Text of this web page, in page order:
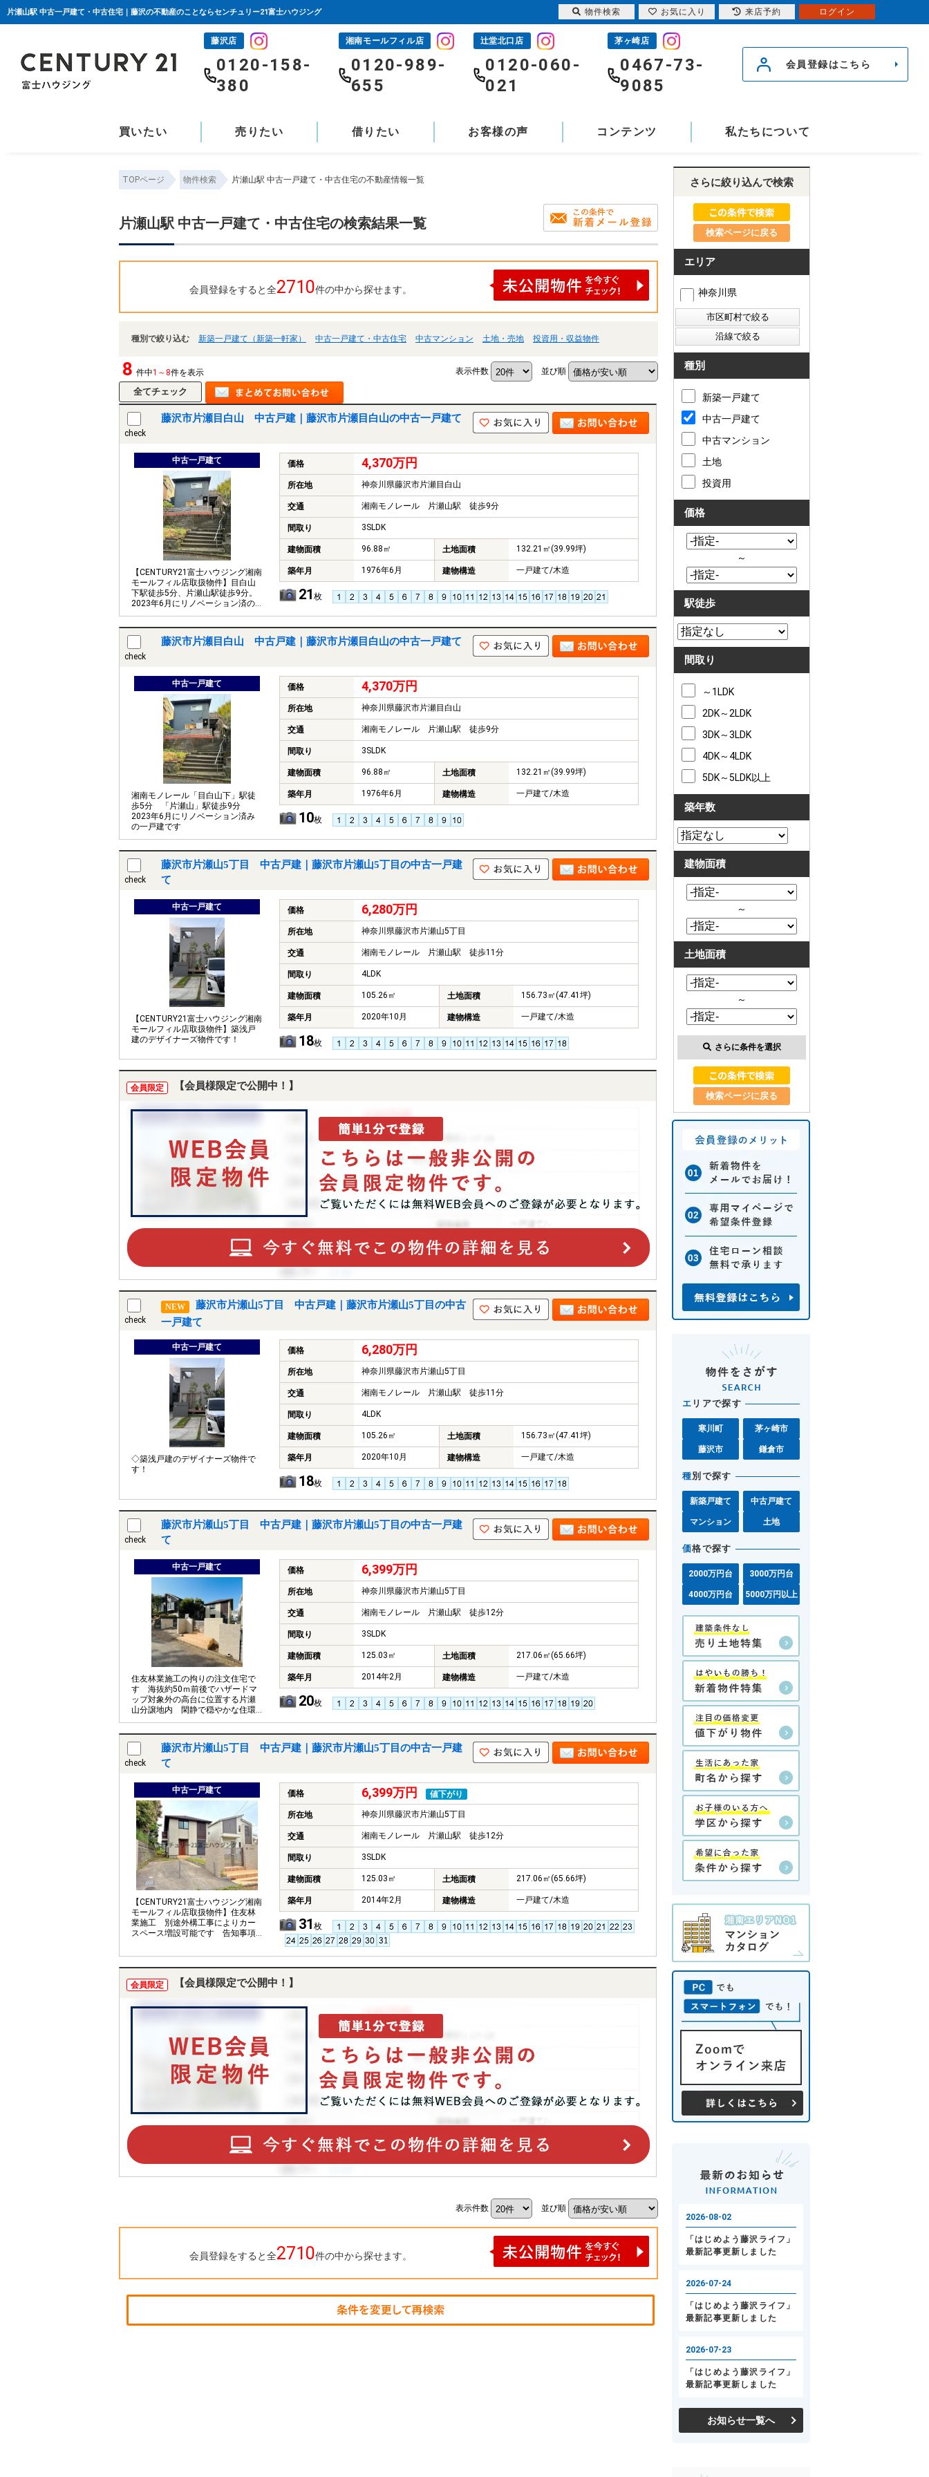
片瀬山駅 中古一戸建て・中古住宅｜藤沢の不動産のことならセンチュリー21富士ハウジング
藤沢店
0120-158-
380
湘南モールフィル店
0120-989-
655
辻堂北口店
0120-060-
021
茅ヶ崎店
0467-73-
9085
会員登録はこちら
買いたい 売りたい 借りたい お客様の声 コンテンツ 私たちについて
TOPページ 物件検索 片瀬山駅 中古一戸建て・中古住宅の不動産情報一覧
片瀬山駅 中古一戸建て・中古住宅の検索結果一覧
会員登録をすると全2710件の中から探せます。
種別で絞り込む 新築一戸建て（新築一軒家） 中古一戸建て・中古住宅 中古マンション 土地・売地 投資用・収益物件
8 件中1～8件を表示 表示件数 並び順
check
藤沢市片瀬目白山 中古戸建｜藤沢市片瀬目白山の中古一戸建て
中古一戸建て
【CENTURY21富士ハウジング湘南
モールフィル店取扱物件】目白山
下駅徒歩5分、片瀬山駅徒歩9分。
2023年6月にリノベーション済の
お家です。
価格 4,370万円
所在地 神奈川県藤沢市片瀬目白山
交通 湘南モノレール 片瀬山駅 徒歩9分
間取り 3SLDK
建物面積 96.88㎡ 土地面積 132.21㎡(39.99坪)
築年月 1976年6月 建物構造 一戸建て/木造
21 枚
check
藤沢市片瀬目白山 中古戸建｜藤沢市片瀬目白山の中古一戸建て
中古一戸建て
湘南モノレール「目白山下」駅徒
歩5分 「片瀬山」駅徒歩9分
2023年6月にリノベーション済み
の一戸建です
価格 4,370万円
所在地 神奈川県藤沢市片瀬目白山
交通 湘南モノレール 片瀬山駅 徒歩9分
間取り 3SLDK
建物面積 96.88㎡ 土地面積 132.21㎡(39.99坪)
築年月 1976年6月 建物構造 一戸建て/木造
10枚
check
藤沢市片瀬山5丁目 中古戸建｜藤沢市片瀬山5丁目の中古一戸建
て
中古一戸建て
【CENTURY21富士ハウジング湘南
モールフィル店取扱物件】築浅戸
建のデザイナーズ物件です！
価格 6,280万円
所在地 神奈川県藤沢市片瀬山5丁目
交通 湘南モノレール 片瀬山駅 徒歩11分
間取り 4LDK
建物面積 105.26㎡ 土地面積 156.73㎡(47.41坪)
築年月 2020年10月 建物構造 一戸建て/木造
18枚
会員限定 【会員様限定で公開中！】
check
NEW
藤沢市片瀬山5丁目 中古戸建｜藤沢市片瀬山5丁目の中古
一戸建て
中古一戸建て
◇築浅戸建のデザイナーズ物件で
す！
価格 6,280万円
所在地 神奈川県藤沢市片瀬山5丁目
交通 湘南モノレール 片瀬山駅 徒歩11分
間取り 4LDK
建物面積 105.26㎡ 土地面積 156.73㎡(47.41坪)
築年月 2020年10月 建物構造 一戸建て/木造
18枚
check
藤沢市片瀬山5丁目 中古戸建｜藤沢市片瀬山5丁目の中古一戸建
て
中古一戸建て
住友林業施工の拘りの注文住宅で
す 海抜約50ｍ前後でハザードマ
ップ対象外の高台に位置する片瀬
山分譲地内 閑静で穏やかな住環
境です
価格 6,399万円
所在地 神奈川県藤沢市片瀬山5丁目
交通 湘南モノレール 片瀬山駅 徒歩12分
間取り 3SLDK
建物面積 125.03㎡ 土地面積 217.06㎡(65.66坪)
築年月 2014年2月 建物構造 一戸建て/木造
20枚
check
藤沢市片瀬山5丁目 中古戸建｜藤沢市片瀬山5丁目の中古一戸建
て
中古一戸建て
【CENTURY21富士ハウジング湘南
モールフィル店取扱物件】住友林
業施工 別途外構工事によりカー
スペース増設可能です 告知事項
価格 6,399万円 値下がり
所在地 神奈川県藤沢市片瀬山5丁目
交通 湘南モノレール 片瀬山駅 徒歩12分
間取り 3SLDK
建物面積 125.03㎡ 土地面積 217.06㎡(65.66坪)
築年月 2014年2月 建物構造 一戸建て/木造
31 枚
会員限定 【会員様限定で公開中！】
表示件数 並び順
会員登録をすると全2710件の中から探せます。
さらに絞り込んで検索
検索ページに戻る
エリア
神奈川県
種別
新築一戸建て
中古一戸建て
中古マンション
土地
投資用
価格
～
駅徒歩
間取り
～1LDK
2DK～2LDK
3DK～3LDK
4DK～4LDK
5DK～5LDK以上
築年数
建物面積
～
土地面積
～
さらに条件を選択
検索ページに戻る
エ リアで探す
寒川町 茅ヶ崎市
藤沢市 鎌倉市
種別で探す
新築戸建て 中古戸建て
マンション 土地
価格で探す
2000万円台 3000万円台
4000万円台 5000万円以上
お知らせ一覧へ
物件検索 お気に入り 来店予約 ログイン